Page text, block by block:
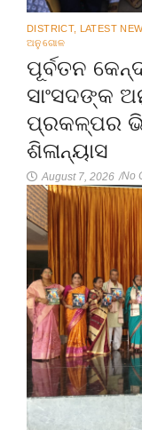
DISTRICT, LATEST
ଅନୁଗୋଳ
ପୂର୍ବତନ
ସାଂସଦଙ୍କ
ପ୍ରକଳ୍ପର
ଶିଳାନ୍ୟାସ
August 7, 2026 /No